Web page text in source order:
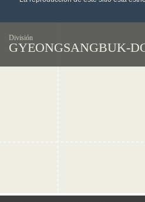
División
GYEONGSANGBUK-